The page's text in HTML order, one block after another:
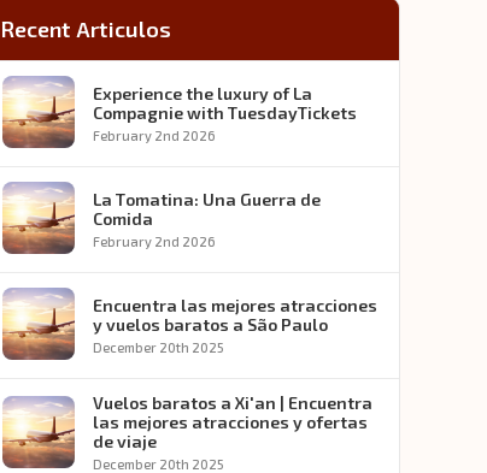
Recent Articulos
Experience the luxury of La
Compagnie with TuesdayTickets
February 2nd 2026
La Tomatina: Una Guerra de
Comida
February 2nd 2026
Encuentra las mejores atracciones
y vuelos baratos a São Paulo
December 20th 2025
Vuelos baratos a Xi'an | Encuentra
las mejores atracciones y ofertas
de viaje
December 20th 2025